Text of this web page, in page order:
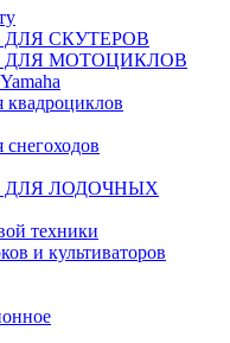
СКУТЕРОВ
ДЛЯ МОТОЦИКЛОВ
квадроциклов
снегоходов
ДЛЯ ЛОДОЧНЫХ
техники
и культиваторов